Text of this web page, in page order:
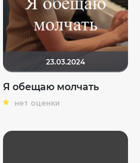
23.03.2024
Я обещаю молчать
нет оценки